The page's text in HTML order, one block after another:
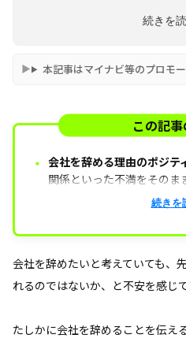
続きを
本記事はマイナビ等のプロモ
この記
・ 会社を辞める理由のポジテ
関係といった不満をそのま
「専門性を高めたい」「新
ど、前向きな表現に変換し
感謝とお詫びを併せて伝え
これまでの指導への感謝を
退職につなげることができ
伝える際の注意点
相手に
生じ、信頼を損なう恐れが
しましょう。
続きを
会社を辞めたいと考えていても、
れるのではないか、と不安を感じ
たしかに会社を辞めることを伝え